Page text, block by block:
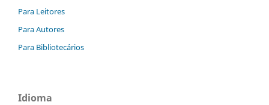
Para Leitores
Para Autores
Para Bibliotecários
Idioma